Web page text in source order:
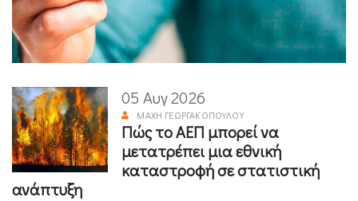
05 Αυγ 2026
ΜΆΧΗ ΓΕΩΡΓΑΚΟΠΟΎΛΟΥ
Πώς το ΑΕΠ μπορεί να
μετατρέπει μια εθνική
καταστροφή σε στατιστική
ανάπτυξη